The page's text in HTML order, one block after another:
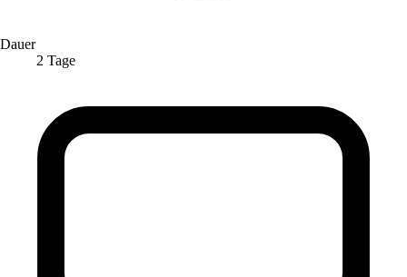
Dauer
2 Tage